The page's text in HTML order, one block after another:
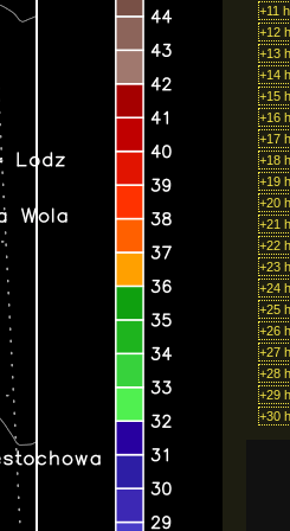
+11 h
+12
+13
+14
+15
+16
+17
+18
+19
+20
+21
+22
+23
+24
+25
+26
+27
+28
+29
+30